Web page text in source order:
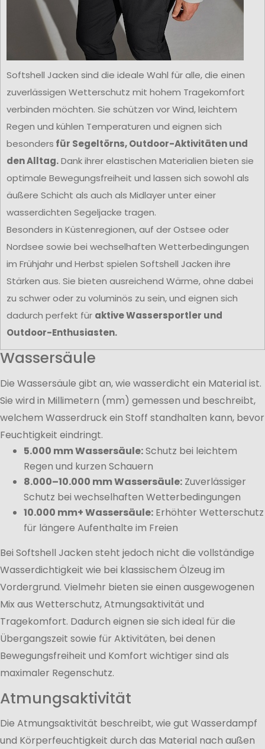
Softshell Jacken sind die ideale Wahl für alle, die einen
zuverlässigen Wetterschutz mit hohem Tragekomfort
verbinden möchten. Sie schützen vor Wind, leichtem
Regen und kühlen Temperaturen und eignen sich
besonders für Segeltörns, Outdoor-Aktivitäten und
den Alltag.Dank ihrer elastischen Materialien bieten sie
optimale Bewegungsfreiheit und lassen sich sowohl als
äußere Schicht als auch als Midlayer unter einer
wasserdichten Segeljacke tragen.
Besonders in Küstenregionen, auf der Ostsee oder
Nordsee sowie bei wechselhaften Wetterbedingungen
im Frühjahr und Herbst spielen Softshell Jacken ihre
Stärken aus. Sie bieten ausreichend Wärme, ohne dabei
zu schwer oder zu voluminös zu sein, und eignen sich
dadurch perfekt für aktive Wassersportler und
Outdoor-Enthusiasten.
Wassersäule
Die Wassersäule gibt an, wie wasserdicht ein Material ist.
Sie wird in Millimetern (mm) gemessen und beschreibt,
welchem Wasserdruck ein Stoff standhalten kann, bevor
Feuchtigkeit eindringt.
5.000 mm Wassersäule:Schutz bei leichtem
Regen und kurzen Schauern
8.000–10.000 mm Wassersäule: Zuverlässiger
Schutz bei wechselhaften Wetterbedingungen
10.000 mm+ Wassersäule: Erhöhter Wetterschutz
für längere Aufenthalte im Freien
Bei Softshell Jacken steht jedoch nicht die vollständige
Wasserdichtigkeit wie bei klassischem Ölzeug im
Vordergrund. Vielmehr bieten sie einen ausgewogenen
Mix aus Wetterschutz, Atmungsaktivität und
Tragekomfort. Dadurch eignen sie sich ideal für die
Übergangszeit sowie für Aktivitäten, bei denen
Bewegungsfreiheit und Komfort wichtiger sind als
maximaler Regenschutz.
Atmungsaktivität
Die Atmungsaktivität beschreibt, wie gut Wasserdampf
und Körperfeuchtigkeit durch das Material nach außen